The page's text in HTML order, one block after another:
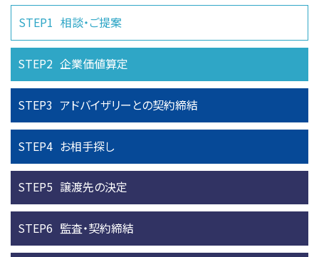
STEP1 相談・ご提案
STEP2 企業価値算定
STEP3 アドバイザリーとの契約締結
STEP4 お相手探し
STEP5 譲渡先の決定
STEP6 監査・契約締結